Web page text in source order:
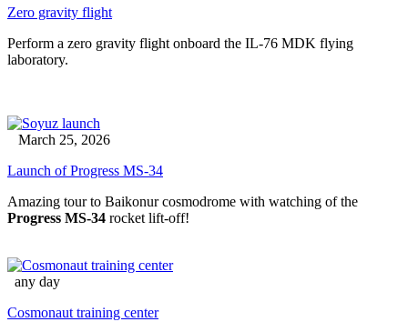
Zero gravity flight
Perform a zero gravity flight onboard the IL-76 MDK flying
laboratory.
March 25, 2026
Launch of Progress MS-34
Amazing tour to Baikonur cosmodrome with watching of the
Progress MS-34 rocket lift-off!
any day
Cosmonaut training center